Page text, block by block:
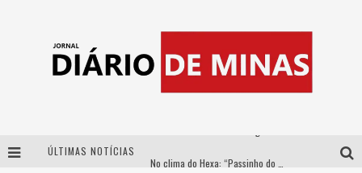
ÚLTIMAS NOTÍCIAS